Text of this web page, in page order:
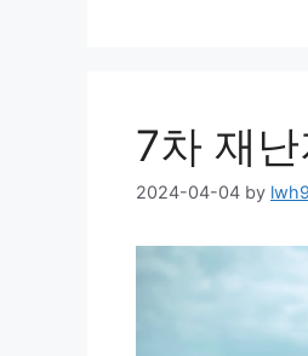
7차 재
2024-04-04 by